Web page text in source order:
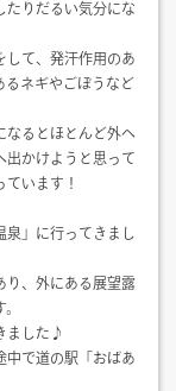
たりだるい気分にな
して、発汗作用のあ
るネギやごぼうなど
なるとほとんど外へ
出かけようと思って
います！
泉」に行ってきまし
り、外にある展望露
ました♪
中で道の駅「おばあ